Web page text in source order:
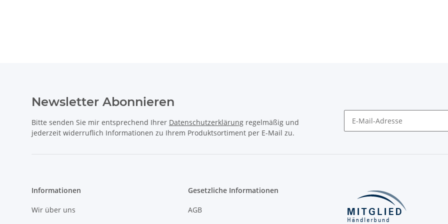
Newsletter Abonnieren
Bitte senden Sie mir entsprechend Ihrer Datenschutzerklärung regelmäßig und
jederzeit widerruflich Informationen zu Ihrem Produktsortiment per E-Mail zu.
Informationen
Wir über uns
Gesetzliche Informationen
AGB